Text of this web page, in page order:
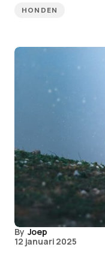
HONDEN
By Joep
12 januari 2025